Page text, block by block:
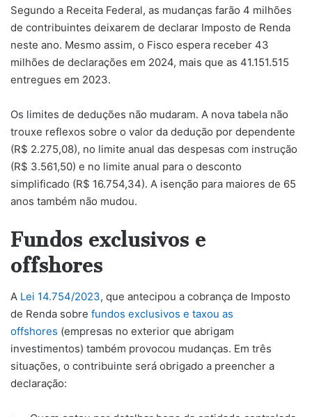
Segundo a Receita Federal, as mudanças farão 4 milhões
de contribuintes deixarem de declarar Imposto de Renda
neste ano. Mesmo assim, o Fisco espera receber 43
milhões de declarações em 2024, mais que as 41.151.515
entregues em 2023.
Os limites de deduções não mudaram. A nova tabela não
trouxe reflexos sobre o valor da dedução por dependente
(R$ 2.275,08), no limite anual das despesas com instrução
(R$ 3.561,50) e no limite anual para o desconto
simplificado (R$ 16.754,34). A isenção para maiores de 65
anos também não mudou.
Fundos exclusivos e
offshores
A Lei 14.754/2023, que antecipou a cobrança de Imposto
de Renda sobre fundos exclusivos e taxou as
offshores (empresas no exterior que abrigam
investimentos) também provocou mudanças. Em três
situações, o contribuinte será obrigado a preencher a
declaração: